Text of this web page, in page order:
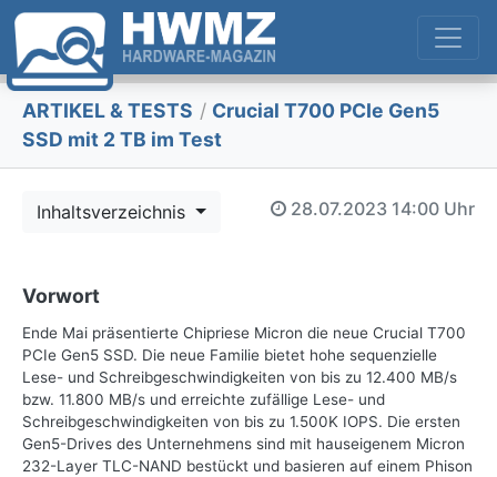
ARTIKEL & TESTS / Crucial T700 PCIe Gen5
SSD mit 2 TB im Test
Inhaltsverzeichnis 28.07.2023 14:00 Uhr
Vorwort
Ende Mai präsentierte Chipriese Micron die neue Crucial T700
PCIe Gen5 SSD. Die neue Familie bietet hohe sequenzielle
Lese- und Schreibgeschwindigkeiten von bis zu 12.400 MB/s
bzw. 11.800 MB/s und erreichte zufällige Lese- und
Schreibgeschwindigkeiten von bis zu 1.500K IOPS. Die ersten
Gen5-Drives des Unternehmens sind mit hauseigenem Micron
232-Layer TLC-NAND bestückt und basieren auf einem Phison